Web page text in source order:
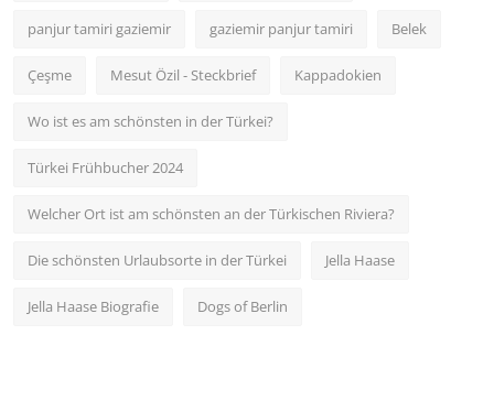
panjur tamiri gaziemir gaziemir panjur tamiri Belek
Çeşme Mesut Özil - Steckbrief Kappadokien
Wo ist es am schönsten in der Türkei?
Türkei Frühbucher 2024
Welcher Ort ist am schönsten an der Türkischen Riviera?
Die schönsten Urlaubsorte in der Türkei Jella Haase
Jella Haase Biografie Dogs of Berlin